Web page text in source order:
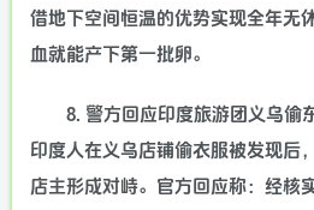
借地下空间恒温的优势实现全年无
血就能产下第一批卵。
8. 警方回应印度旅游团义乌偷
印度人在义乌店铺偷衣服被发现后
店主形成对峙。官方回应称：经核